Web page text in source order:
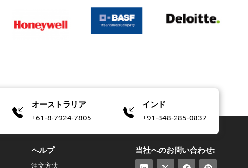
オーストラリア
+61-8-7924-7805
インド
+91-848-285-0837
ヘルプ
注文方法
当社へのお問い合わせ: